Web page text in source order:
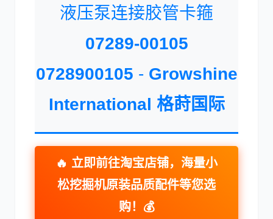
液压泵连接胶管卡箍
07289-00105
0728900105 - Growshine
International 格莳国际
🔥 立即前往淘宝店铺，海量小
松挖掘机原装品质配件等您选
购！ 💰